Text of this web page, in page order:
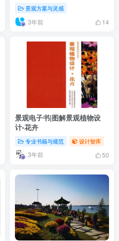
景观方案与灵感
3年前 14
景观电子书|图解景观植物设
计-花卉
专业书籍与规范 设计智库
3年前 50